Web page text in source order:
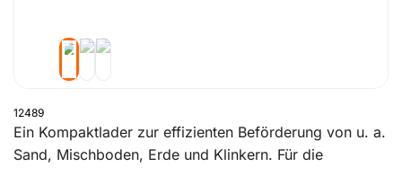
12489
Ein Kompaktlader zur effizienten Beförderung von u. a.
Sand, Mischboden, Erde und Klinkern. Für die